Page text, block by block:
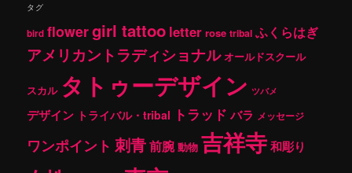
タグ
bird flowergirl tattoo letter rose tribal ふくらはぎ
アメリカントラディショナル オールドスクール
スカル タトゥーデザイン ツバメ
デザイン トライバル・tribal トラッド バラ メッセージ
ワンポイント 刺青前腕 動物 吉祥寺和彫り